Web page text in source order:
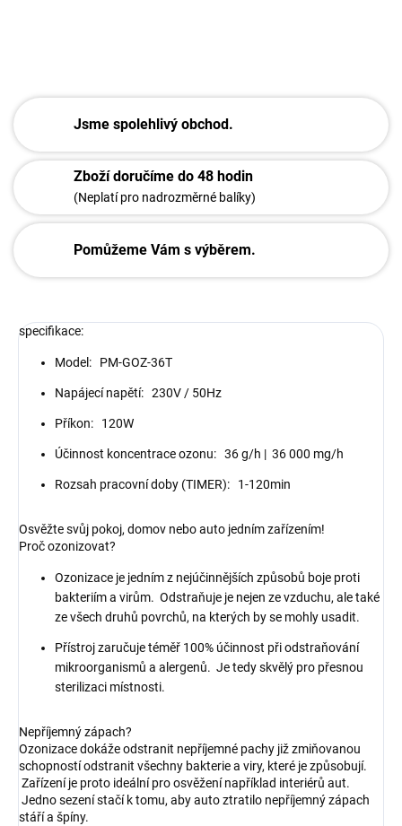
Jsme spolehlivý obchod.
Zboží doručíme do 48 hodin
(Neplatí pro nadrozměrné balíky)
Pomůžeme Vám s výběrem.
specifikace:
Model: PM-GOZ-36T
Napájecí napětí: 230V / 50Hz
Příkon: 120W
Účinnost koncentrace ozonu: 36 g/h | 36 000 mg/h
Rozsah pracovní doby (TIMER): 1-120min
Osvěžte svůj pokoj, domov nebo auto jedním zařízením!
Proč ozonizovat?
Ozonizace je jedním z nejúčinnějších způsobů boje proti
bakteriím a virům. Odstraňuje je nejen ze vzduchu, ale také
ze všech druhů povrchů, na kterých by se mohly usadit.
Přístroj zaručuje téměř 100% účinnost při odstraňování
mikroorganismů a alergenů. Je tedy skvělý pro přesnou
sterilizaci místnosti.
Nepříjemný zápach?
Ozonizace dokáže odstranit nepříjemné pachy již zmiňovanou
schopností odstranit všechny bakterie a viry, které je způsobují.
Zařízení je proto ideální pro osvěžení například interiérů aut.
Jedno sezení stačí k tomu, aby auto ztratilo nepříjemný zápach
stáří a špíny.